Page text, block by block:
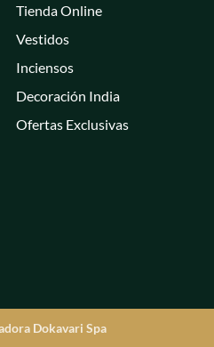
Tienda Online
Vestidos
Inciensos
Decoración India
Ofertas Exclusivas
Dokavari Spa